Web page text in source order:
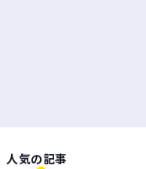
人気の記事